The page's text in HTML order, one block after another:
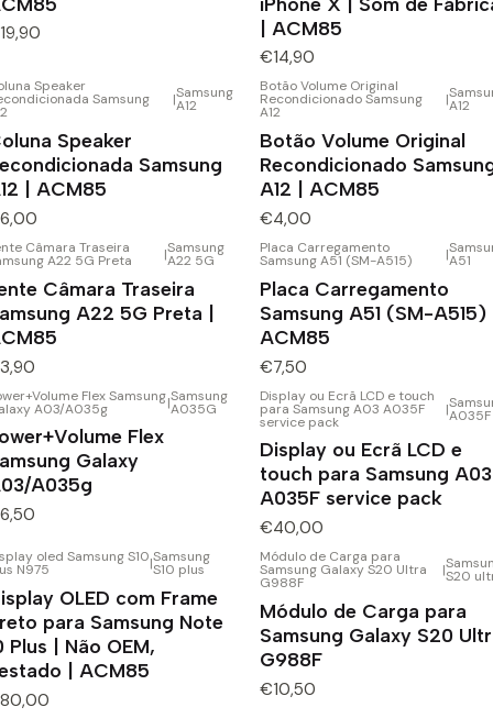
| ACM85
€14,90
Speaker
Samsung |Samsung
A12
Speaker
Samsung
| ACM85
Botão Volume Original
Recondicionado Samsung
A12
|A12
Botão Volume Original
Recondicionado
A12 | ACM85
€4,00
Câmara Traseira
A22 5G Preta |Samsung
A22 5G
Câmara Traseira
A22 5G Preta |
Placa Carregamento
Samsung A51 (SM-A515) |A51
Placa Carregamento
Samsung A51 (SM-A515)
ACM85
€7,50
Flex Samsung
A03/A035g |Samsung
A035G
Flex
Galaxy
A035g
Display ou Ecrã LCD e touch
para Samsung A03 A035F
service pack
|A035F
Display ou Ecrã LCD e
touch para Samsung A03
A035F service pack
€40,00
oled Samsung S10
N975 |Samsung
S10 plus
OLED com Frame
para Samsung Note
Plus | Não OEM,
| ACM85
Módulo de Carga para
Samsung Galaxy S20 Ultra
G988F
|S20
Módulo de Carga para
Samsung Galaxy S20
G988F
€10,50